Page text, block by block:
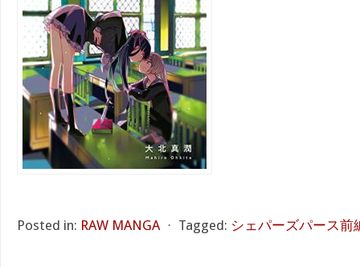
Posted in: RAW MANGA ⋅ Tagged: シェパーズパース前